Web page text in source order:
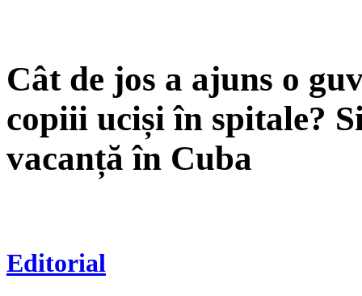
Cât de jos a ajuns o
copiii uciși în spitale?
vacanță în Cuba
Editorial